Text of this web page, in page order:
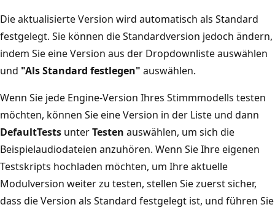
Die aktualisierte Version wird automatisch als Standard
festgelegt. Sie können die Standardversion jedoch ändern,
indem Sie eine Version aus der Dropdownliste auswählen
und "Als Standard festlegen" auswählen.
Wenn Sie jede Engine-Version Ihres Stimmmodells testen
möchten, können Sie eine Version in der Liste und dann
DefaultTests unterTesten auswählen, um sich die
Beispielaudiodateien anzuhören. Wenn Sie Ihre eigenen
Testskripts hochladen möchten, um Ihre aktuelle
Modulversion weiter zu testen, stellen Sie zuerst sicher,
dass die Version als Standard festgelegt ist, und führen Sie